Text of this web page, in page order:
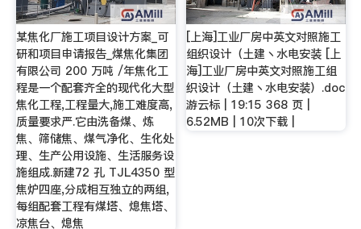
某焦化厂施工项目设计方案_可
研和项目申请报告_煤焦化集团
有限公司 200 万吨 /年焦化工
程是一个配套齐全的现代化大型
焦化工程,工程量大,施工难度高,
质量要求严.它由洗备煤、炼
焦、筛储焦、煤气净化、生化处
理、生产公用设施、生活服务设
施组成.新建72 孔 TJL4350 型
焦炉四座,分成相互独立的两组,
每组配套工程有煤塔、熄焦塔、
凉焦台、熄焦
[上海]工业厂房中英文对照施工
组织设计（土建丶水电安装 [上
海]工业厂房中英文对照施工组
织设计（土建丶水电安装）.doc
游云标 | 19:15 368 页 |
6.52MB | 10次下载 |